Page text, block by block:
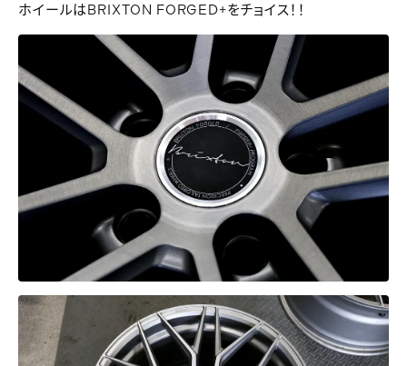
ホイールはBRIXTON FORGED+をチョイス！！